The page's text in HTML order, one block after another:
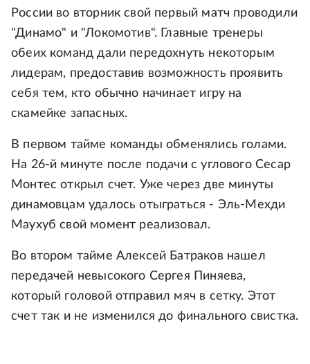
России во вторник свой первый матч проводили
"Динамо" и "Локомотив". Главные тренеры
обеих команд дали передохнуть некоторым
лидерам, предоставив возможность проявить
себя тем, кто обычно начинает игру на
скамейке запасных.
В первом тайме команды обменялись голами.
На 26-й минуте после подачи с углового Сесар
Монтес открыл счет. Уже через две минуты
динамовцам удалось отыграться - Эль-Мехди
Маухуб свой момент реализовал.
Во втором тайме Алексей Батраков нашел
передачей невысокого Сергея Пиняева,
который головой отправил мяч в сетку. Этот
счет так и не изменился до финального свистка.